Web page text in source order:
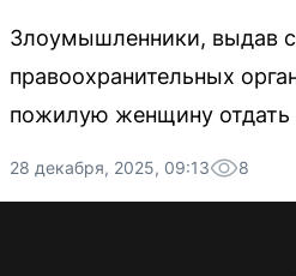
Злоумышленники, выдав
правоохранительных
пожилую женщину отдать
28 декабря, 2025, 09:13 8